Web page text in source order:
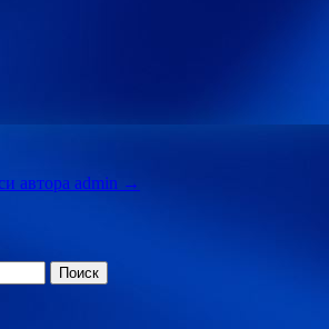
автора admin →